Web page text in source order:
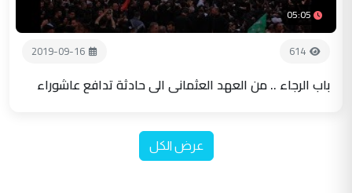
05:05
614
2019-09-16
باب الرجاء .. من العهد العثماني الى حادثة تدافع عاشوراء
عرض الكل